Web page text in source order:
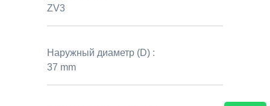
ZV3
Наружный диаметр (D) :
37 mm